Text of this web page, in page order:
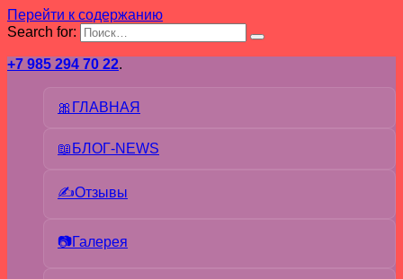
Перейти к содержанию
Search for:
+7 985 294 70 22.
🎀ГЛАВНАЯ
📖БЛОГ-NEWS
✍Отзывы
📷Галерея